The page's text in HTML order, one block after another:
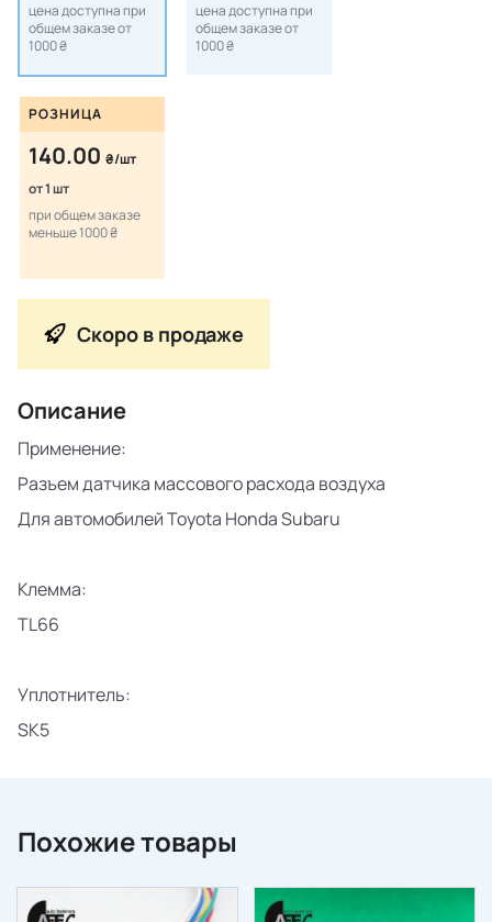
цена доступна при
общем заказе от
1000 ₴
цена доступна при
общем заказе от
1000 ₴
РОЗНИЦА
140.00 ₴/шт
от 1 шт
при общем заказе
меньше 1000 ₴
Скоро в продаже
Описание
Применение:
Разъем датчика массового расхода воздуха
Для автомобилейToyota HondaSubaru
Клемма:
TL66
Уплотнитель:
SK5
Похожие товары